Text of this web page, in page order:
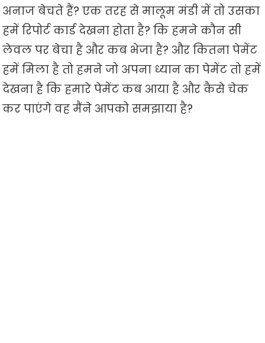
अनाज बेचते हैं? एक तरह से मालूम मंडी में तो उसका
हमें रिपोर्ट कार्ड देखना होता है? कि हमने कौन सी
लेवल पर बेचा है और कब भेजा है? और कितना पेमेंट
हमें मिला है तो हमने जो अपना ध्यान का पेमेंट तो हमें
देखना है कि हमारे पेमेंट कब आया है और कैसे चेक
कर पाएंगे वह मैंने आपको समझाया है?